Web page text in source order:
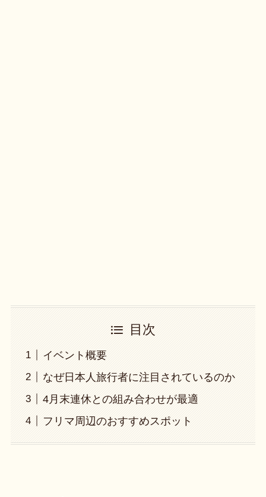
目次
イベント概要
なぜ日本人旅行者に注目されているのか
4月末連休との組み合わせが最適
フリマ周辺のおすすめスポット